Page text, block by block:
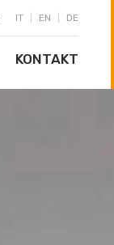
IT EN DE
KONTAKT